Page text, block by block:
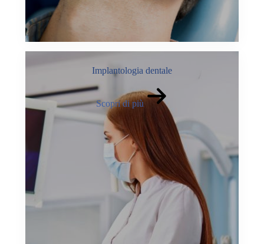
Implantologia dentale
Scopri di più